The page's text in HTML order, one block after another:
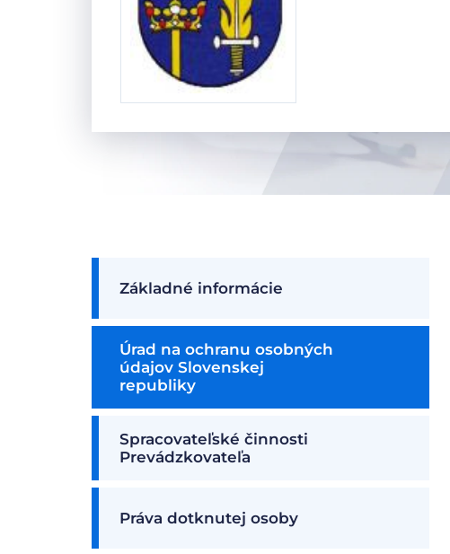
Základné informácie
Úrad na ochranu osobných
údajov Slovenskej
republiky
Spracovateľské činnosti
Prevádzkovateľa
Práva dotknutej osoby